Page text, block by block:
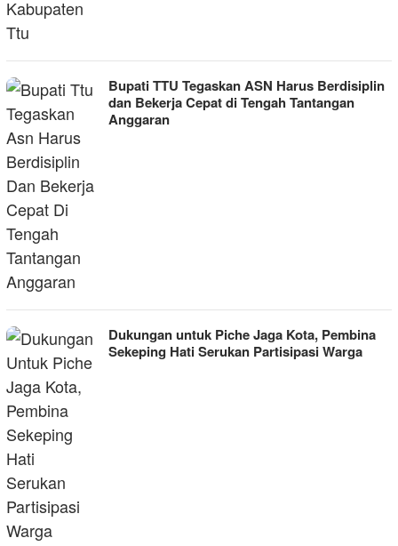
Bupati TTU Tegaskan ASN Harus Berdisiplin
dan Bekerja Cepat di Tengah Tantangan
Anggaran
Dukungan untuk Piche Jaga Kota, Pembina
Sekeping Hati Serukan Partisipasi Warga